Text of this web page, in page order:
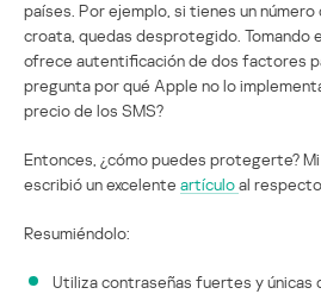
países. Por ejemplo, si tienes un
croata, quedas desprotegido. Tomando
ofrece autentificación de dos factores
pregunta por qué Apple no lo
precio de los SMS?
Entonces, ¿cómo puedes protegerte?
escribió un excelente artículoal respecto.
Resumiéndolo:
Utiliza contraseñas fuertes y únicas